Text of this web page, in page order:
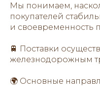
Мы понимаем,
покупателей
и своевременность
🚆 Поставки
железнодорожным
🌍 Основные